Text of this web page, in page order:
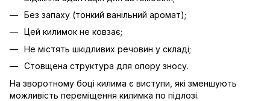
Без запаху (тонкий ванільний аромат);
Цей килимок не ковзає;
Не містять шкідливих речовин у складі;
Стовщена структура для опору зносу.
На зворотному боці килима є виступи, які зменшують
можливість переміщення килимка по підлозі.